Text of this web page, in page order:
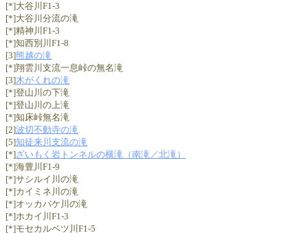
[*]大谷川F1-3
[*]大谷川分流の滝
[*]精神川F1-3
[*]知西別川F1-8
[3]熊越の滝
[*]翔雲川支流一息峠の無名滝
[3]木がくれの滝
[*]登山川の下滝
[*]登山川の上滝
[*]知床峠無名滝
[2]波切不動寺の滝
[5]知徒来川支流の滝
[*]ざいもく岩トンネルの横滝（南滝／北滝）
[*]海豊川F1-9
[*]サシルイ川の滝
[*]カイミネ川の滝
[*]オッカバケ川の滝
[*]ホカイ川F1-3
[*]モセカルベツ川F1-5